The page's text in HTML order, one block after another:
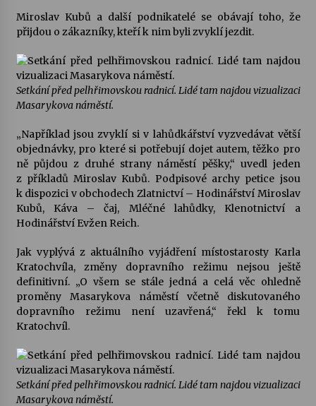
Vysočinka
17. 7. 2026
Ozvěny prázdnin
Za kulturou kousek za Humpolec. V Želivě ožije
odkaz Josefa Čapka
13. 7. 2026
3. 7. 2026
Petr Adamec – Malovaný svět
30. 6. 2026
Miroslav Kubů a další podnikatelé se obávají toho, že
přijdou o zákazníky, kteří k nim byli zvyklí jezdit.
Setkání před pelhřimovskou radnicí. Lidé tam najdou vizualizaci
Masarykova náměstí.
„Například jsou zvyklí si v lahůdkářství vyzvedávat větší
objednávky, pro které si potřebují dojet autem, těžko pro
ně půjdou z druhé strany náměstí pěšky,“ uvedl jeden
z příkladů Miroslav Kubů. Podpisové archy petice jsou
k dispozici v obchodech Zlatnictví – Hodinářství Miroslav
Kubů, Káva – čaj, Mléčné lahůdky, Klenotnictví a
Hodinářství Evžen Reich.
Jak vyplývá z aktuálního vyjádření místostarosty Karla
Kratochvíla, změny dopravního režimu nejsou ještě
definitivní. „O všem se stále jedná a celá věc ohledně
proměny Masarykova náměstí včetně diskutovaného
dopravního režimu není uzavřená,“ řekl k tomu
Kratochvíl.
Setkání před pelhřimovskou radnicí. Lidé tam najdou vizualizaci
Masarykova náměstí.